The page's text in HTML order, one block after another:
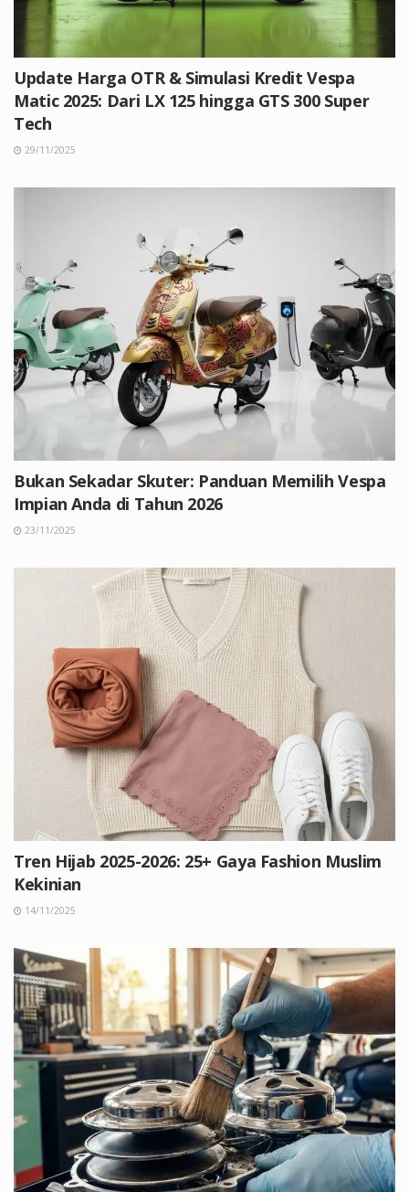
Update Harga OTR & Simulasi Kredit Vespa
Matic 2025: Dari LX 125 hingga GTS 300 Super
Tech
29/11/2025
Bukan Sekadar Skuter: Panduan Memilih Vespa
Impian Anda di Tahun 2026
23/11/2025
Tren Hijab 2025-2026: 25+ Gaya Fashion Muslim
Kekinian
14/11/2025